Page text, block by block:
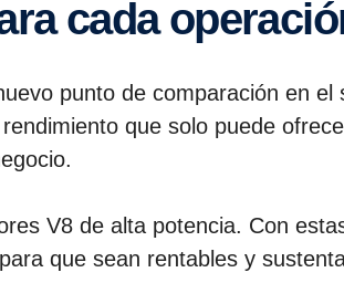
cada
punto de comparación en el
que solo puede
V8 de alta potencia. Con
que sean rentables y